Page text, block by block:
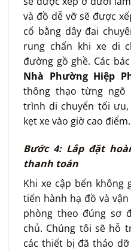
và đồ dễ vỡ sẽ được
cố bằng dây đai
rung chấn khi xe di
đường gồ ghề. Các
Nhà Phường Hiệp
thông thạo từng ngõ
trình di chuyển tối
kẹt xe vào giờ cao điểm.
Bước 4: Lắp đặt
thanh toán
Khi xe cập bến không
tiến hành hạ đồ và
phòng theo đúng sơ
chủ. Chúng tôi sẽ hỗ
các thiết bị đã tháo